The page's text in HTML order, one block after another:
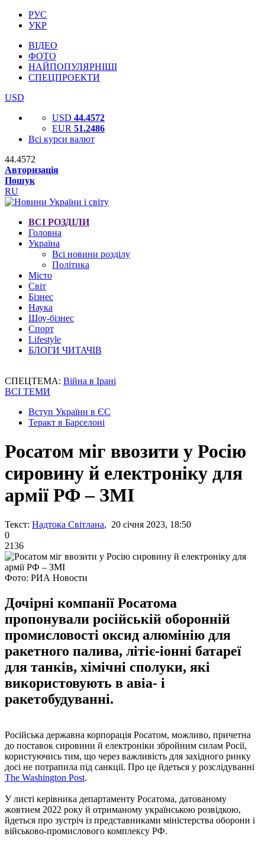
РУС
УКР
ВІДЕО
ФОТО
НАЙПОПУЛЯРНІШІ
СПЕЦПРОЕКТИ
USD
USD 44.4572
EUR 51.2486
Всі курси валют
44.4572
Авторизація
Пошук
RU
ВСІ РОЗДІЛИ
Головна
Україна
Всі новини розділу
Політика
Місто
Світ
Бізнес
Наука
Шоу-бізнес
Спорт
Lifestyle
БЛОГИ ЧИТАЧІВ
СПЕЦТЕМА: Війна в Ірані
ВСІ ТЕМИ
Вступ України в ЄС
Теракт в Барселоні
Росатом міг ввозити у Росію
сировину й електроніку для
армії РФ – ЗМІ
Текст: Надтока Світлана, 20 січня 2023, 18:50
0
2136
Фото: РИА Новости
Дочірні компанії Росатома
пропонували російській оборонній
промисловості оксид алюмінію для
ракетного палива, літіє-іонні батареї
для танків, хімічні сполуки, які
використовують в авіа- і
ракетобудуванні.
Російська державна корпорація Росатом, можливо, причетна
до поставок сировини й електроніки збройним силам Росії,
користуючись тим, що через важливість для західного ринку
досі не потрапила під санкції. Про це йдеться у розслідуванні
The Washington Post.
У листі керівника департаменту Росатома, датованому
жовтнем 2022 року й отриманому українською розвідкою,
йдеться про зустріч із представниками міністерства оборони і
військово-промислового комплексу РФ.